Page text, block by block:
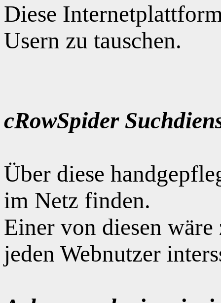
Diese
Usern zu tauschen.
cRowSpider
Über diese
im Netz finden.
Einer von diesen
jeden Webnutzer